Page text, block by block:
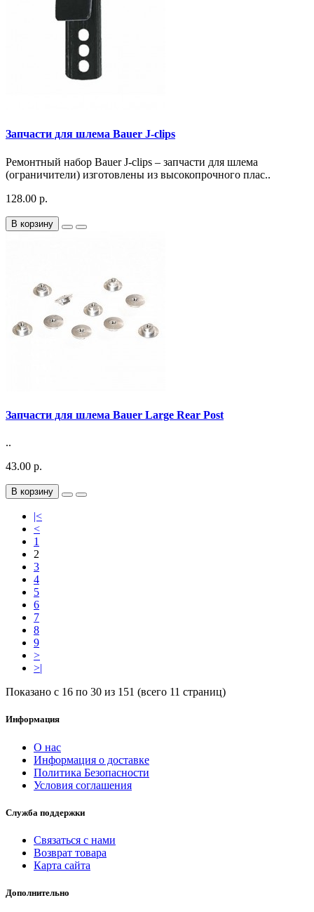
Запчасти для шлема Bauer J-clips
Ремонтный набор Bauer J-clips – запчасти для шлема
(ограничители) изготовлены из высокопрочного плас..
128.00 р.
В корзину
Запчасти для шлема Bauer Large Rear Post
..
43.00 р.
В корзину
|<
<
1
2
3
4
5
6
7
8
9
>
>|
Показано с 16 по 30 из 151 (всего 11 страниц)
Информация
О нас
Информация о доставке
Политика Безопасности
Условия соглашения
Служба поддержки
Связаться с нами
Возврат товара
Карта сайта
Дополнительно